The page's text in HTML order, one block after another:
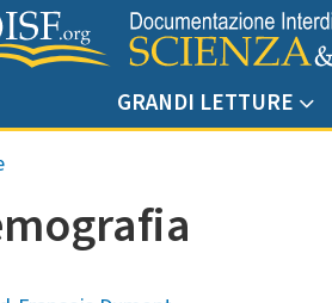
GRANDI LETTURE
di pane